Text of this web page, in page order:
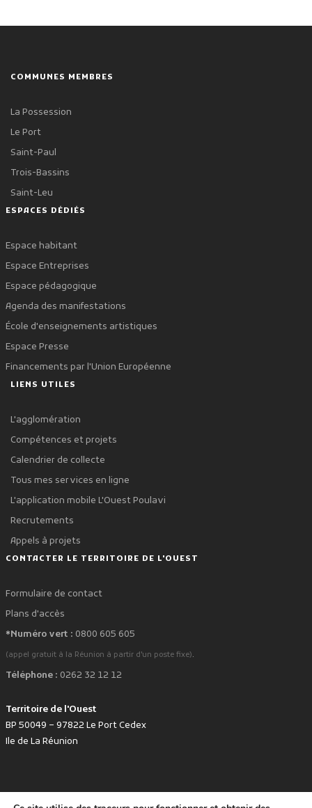
COMMUNES MEMBRES
La Possession
Le Port
Saint-Paul
Trois-Bassins
Saint-Leu
ESPACES DÉDIÉS
Espace habitant
Espace Entreprises
Espace pédagogique
Agenda des manifestations
École d'enseignements artistiques
Espace Presse
Financements par l'Union Européenne
LIENS UTILES
L'agglomération
Compétences et projets
Calendrier de collecte
Tous mes services en ligne
L'application mobile L'Ouest Poulavi
Recrutements
Appels à projets
CONTACTER LE TERRITOIRE DE L'OUEST
Formulaire de contact
Plans d'accès
*Numéro vert : 0800 605 605
(appel gratuit à la Réunion à partir d'un poste fixe).
Téléphone : 0262 32 12 12
Territoire de l'Ouest
BP 50049 – 97822 Le Port Cedex
Ile de La Réunion